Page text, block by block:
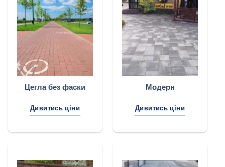
Цегла без фаски
Дивитись ціни
Модерн
Дивитись ціни